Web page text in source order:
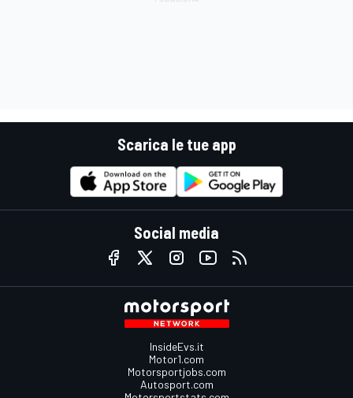
Scarica le tue app
Social media
InsideEvs.it
Motor1.com
Motorsportjobs.com
Autosport.com